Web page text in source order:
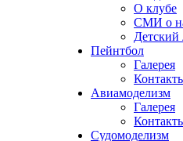
О клубе
СМИ о
Пейнтбол
Галерея
Авиамоделизм
Галерея
Судомоделизм